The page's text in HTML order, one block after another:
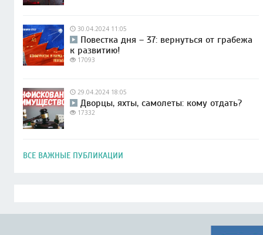
30.04.2024 11:05
Повестка дня – 37: вернуться от грабежа
к развитию!
17093
29.04.2024 18:05
Дворцы, яхты, самолеты: кому отдать?
17332
ВСЕ ВАЖНЫЕ ПУБЛИКАЦИИ